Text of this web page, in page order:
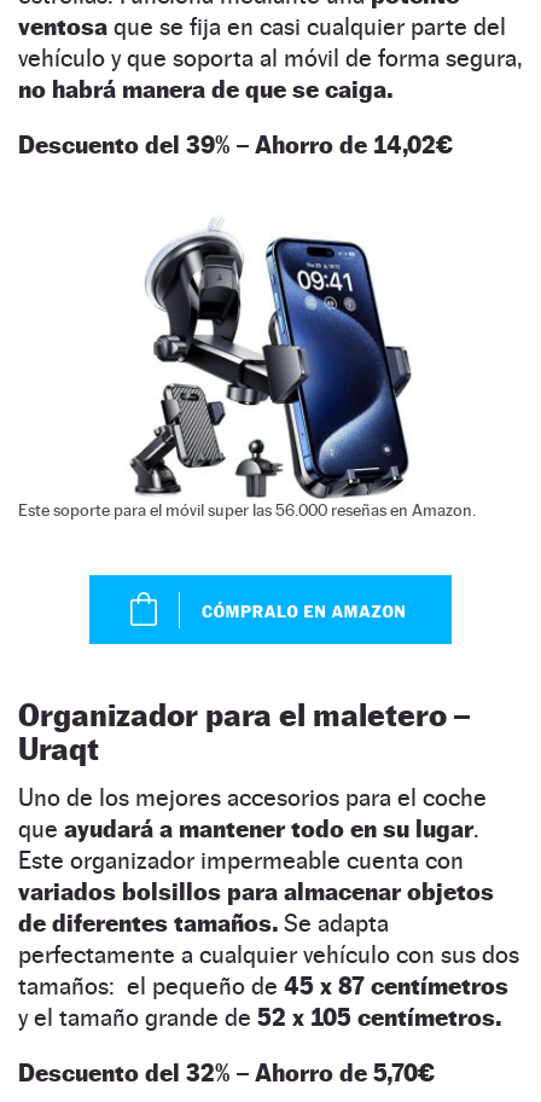
ventosa que se fija en casi cualquier parte del
vehículo y que soporta al móvil de forma segura,
no habrá manera de que se caiga.
Descuento del 39% – Ahorro de 14,02€
Este soporte para el móvil super las 56.000 reseñas en Amazon.
Organizador para el maletero –
Uraqt
Uno de los mejores accesorios para el coche
que ayudará a mantener todo en su lugar.
Este organizador impermeable cuenta con
variados bolsillos para almacenar objetos
de diferentes tamaños. Se adapta
perfectamente a cualquier vehículo con sus dos
tamaños: el pequeño de 45 x 87 centímetros
y el tamaño grande de 52 x 105 centímetros.
Descuento del 32% – Ahorro de 5,70€